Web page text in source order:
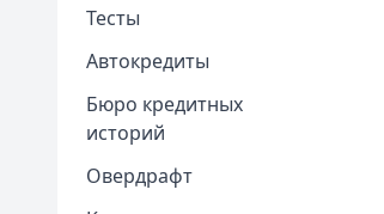
Тесты
Автокредиты
Бюро кредитных
историй
Овердрафт